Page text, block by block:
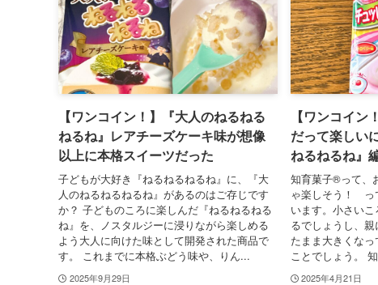
【ワンコイン！】『大人のねるねる
ねるね』レアチーズケーキ味が想像
以上に本格スイーツだった
子どもが大好き『ねるねるねるね』に、『大
人のねるねるねるね』があるのはご存じです
か？ 子どものころに楽しんだ『ねるねるねる
ね』を、ノスタルジーに浸りながら楽しめる
よう大人に向けた味として開発された商品で
す。 これまでに本格ぶどう味や、りん...
2025年9月29日
【ワンコイ
だって楽しい
ねるねるね』
知育菓子®って、
ゃ楽しそう！
います。小さい
るでしょうし、
たまま大きくな
ことでしょう。
2025年4月21日